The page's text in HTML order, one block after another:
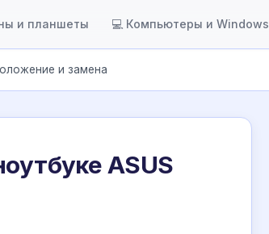
и планшеты 💻 Компьютеры и Windows
и замена
ASUS